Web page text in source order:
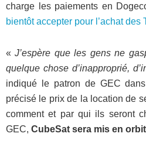
charge les paiements en
bientôt accepter pour l’achat des
«J’espère que les gens ne
quelque chose d’inapproprié,
indiqué le patron de GEC
précisé le prix de la location de
comment et par qui ils seront
GEC, CubeSat sera mis en